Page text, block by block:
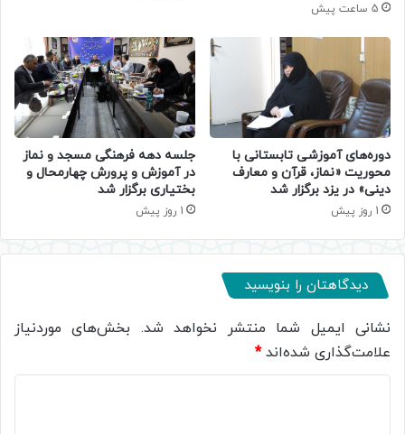
5 ساعت پیش
دوره‌های آموزشی تابستانی با
محوریت «نماز، قرآن و معارف
دینی» در یزد برگزار شد
1 روز پیش
جلسه دهه فرهنگی مسجد و نماز
در آموزش و پرورش چهارمحال و
بختیاری برگزار شد
1 روز پیش
دیدگاهتان را بنویسید
نشانی ایمیل شما منتشر نخواهد شد. بخش‌های موردنیاز
علامت‌گذاری شده‌اند*